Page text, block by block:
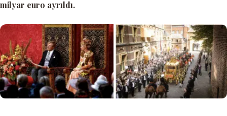
milyar euro ayrıldı.